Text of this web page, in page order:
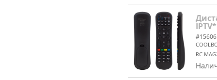
#15606
RC